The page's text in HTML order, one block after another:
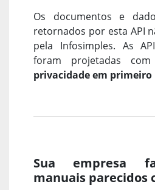
Os documentos e
retornados por esta API
pela Infosimples. As
foram projetadas
privacidade em primeiro
Sua empresa
manuais parecidos